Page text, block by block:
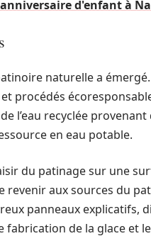
d'enfant à
naturelle a émergé.
procédés
l’eau recyclée provenant
en eau potable.
du patinage sur une
aux sources du
panneaux explicatifs,
de la glace et